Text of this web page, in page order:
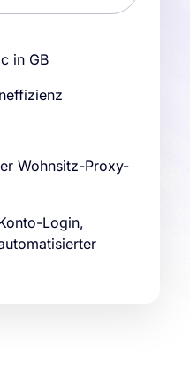
in GB
Wohnsitz-Proxy-
Login,